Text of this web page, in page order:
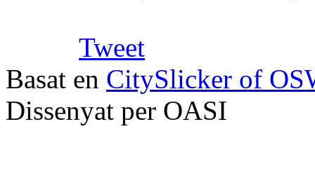
Tweet
Basat en CitySlicker of
Dissenyat per OASI